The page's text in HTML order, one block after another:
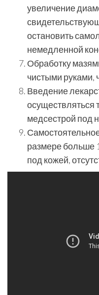
увеличение
остановить
немедленной
Обработку
чистыми руками,
Введение
осуществляться
медсестрой под
размере больше
под кожей,